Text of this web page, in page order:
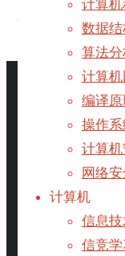
计算
数据
算法
计算
编译原
操作
计算
网络
计算机
信息
信竞学
题库题目
Luogu
如果在线处理退
/ 模拟
阅读更多 "Luogu